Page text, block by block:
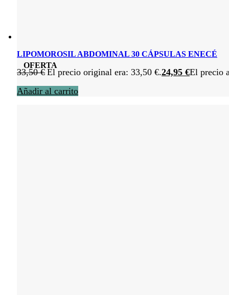
OFERTA
LIPOMOROSIL ABDOMINAL 30 CÁPSULAS ENECÉ
33,50€ El precio original era: 33,50 €.24,95 €El precio
Añadir al carrito